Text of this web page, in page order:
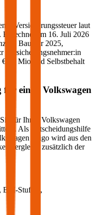
Versicherungssteuer laut
Berechnet am 16. Juli 2026
, Baujahr 2025,
Versicherungsnehmer:in
€ 20 Mio und Selbstbehalt
für einen Volkswagen
für Ihren Volkswagen
Als Entscheidungshilfe
Taigo wird aus den
Vergleich zusätzlich der
BM-Stufe
,